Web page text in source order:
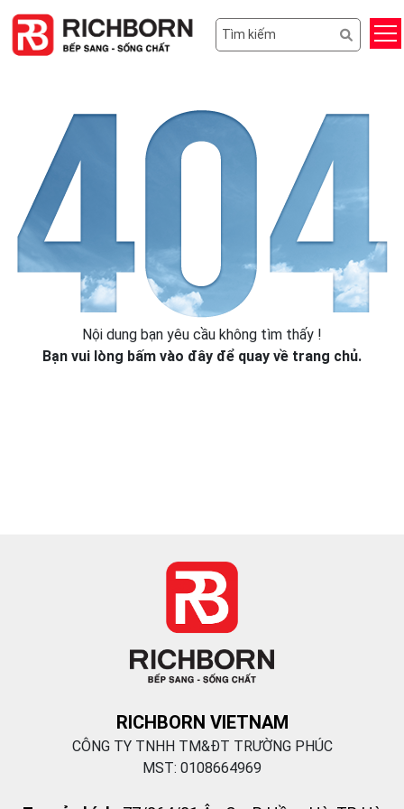
Nội dung bạn yêu cầu không tìm thấy !
Bạn vui lòng bấm vào đây để quay về trang chủ.
RICHBORN VIETNAM
CÔNG TY TNHH TM&ĐT TRƯỜNG PHÚC
MST: 0108664969